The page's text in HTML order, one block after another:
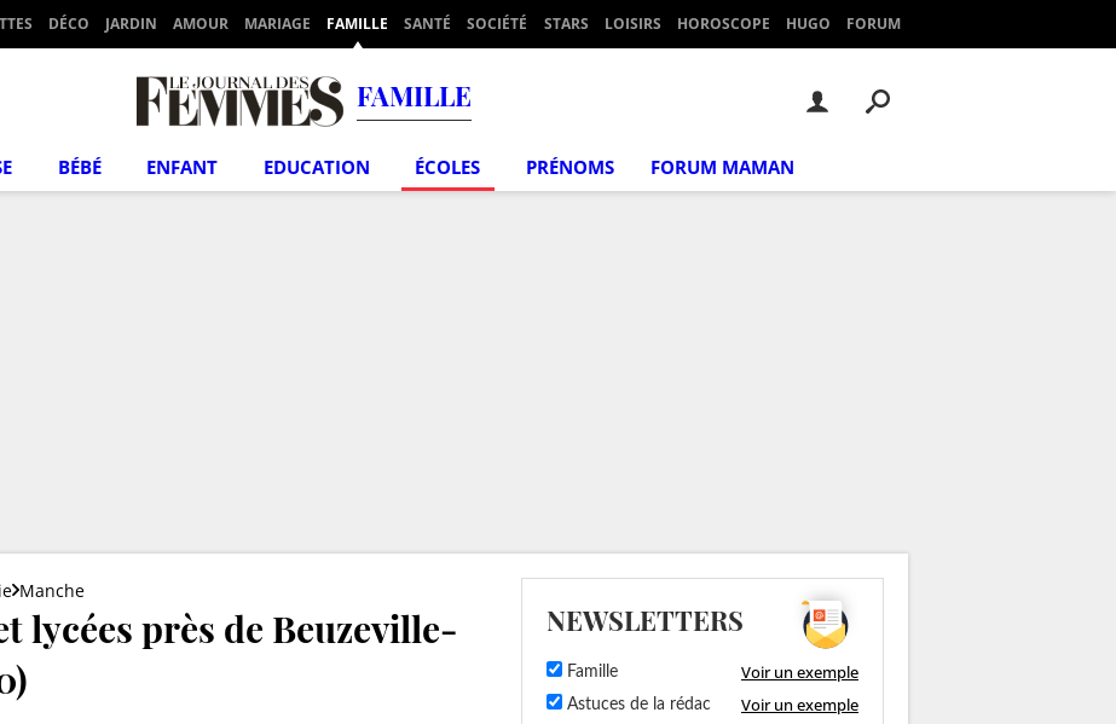
DÉCO JARDIN AMOUR MARIAGE FAMILLE SANTÉ SOCIÉTÉ STARS LOISIRS HOROSCOPE HUGO FORUM
FAMILLE
BÉBÉ ENFANT EDUCATION ÉCOLES PRÉNOMS FORUM MAMAN
Manche
lycées près de Beuzeville-
NEWSLETTERS
Famille Voir un exemple
Astuces de la rédac Voir un exemple